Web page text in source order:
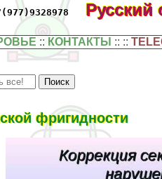
Русский
:: КОНТАКТЫ :: ::
фригидности